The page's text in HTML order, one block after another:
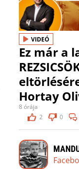
VIDEÓ
Ez már a
Hortay
8 órája
2
0